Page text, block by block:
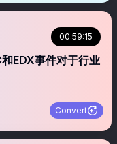
00:59:15
EDX事件对于行业
Convert